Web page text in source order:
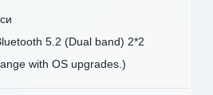
5.2 (Dual band) 2*2
with OS upgrades.)